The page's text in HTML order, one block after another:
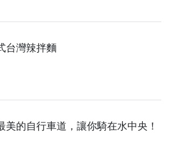
台灣辣拌麵
美的自行車道，讓你騎在水中央！